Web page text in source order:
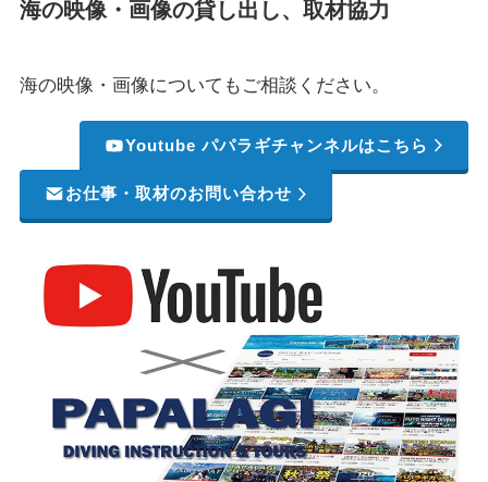
海の映像・画像の貸し出し、取材協力
海の映像・画像についてもご相談ください。
Youtube パパラギチャンネルはこちら
お仕事・取材のお問い合わせ